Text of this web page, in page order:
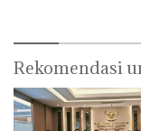
Rekomendasi